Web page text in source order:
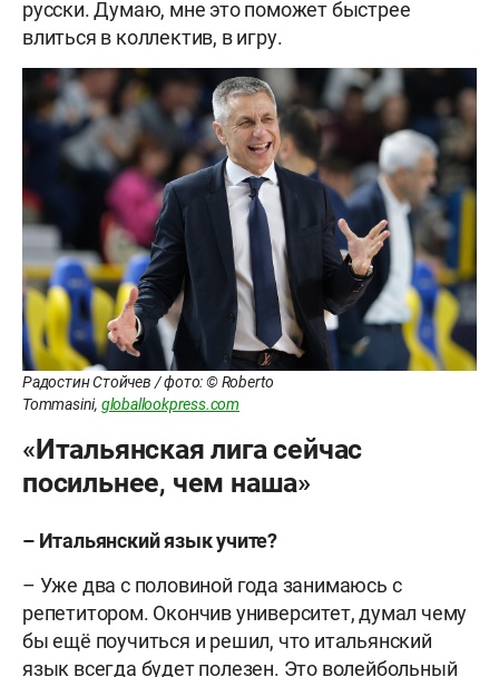
русски. Думаю, мне это поможет быстрее
влиться в коллектив, в игру.
Радостин Стойчев / фото: © Roberto
Tommasini, globallookpress.com
«Итальянская лига сейчас
посильнее, чем наша»
– Итальянский язык учите?
– Уже два с половиной года занимаюсь с
репетитором. Окончив университет, думал чему
бы ещё поучиться и решил, что итальянский
язык всегда будет полезен. Это волейбольный